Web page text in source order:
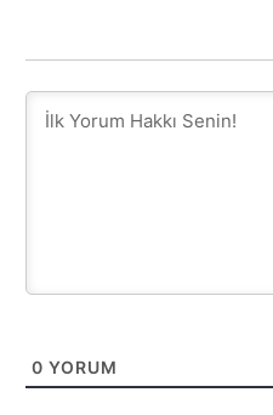
0 YORUM